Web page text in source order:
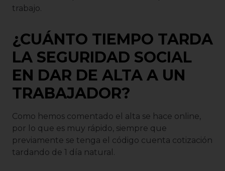
trabajo.
¿CUÁNTO TIEMPO TARDA
LA SEGURIDAD SOCIAL
EN DAR DE ALTA A UN
TRABAJADOR?
Como hemos comentado el alta se hace online,
por lo que es muy rápido, siempre que
previamente se tenga el código cuenta cotización
tardando de 1 día natural.